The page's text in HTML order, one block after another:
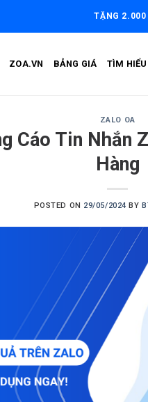
TẶNG 2.000
ZOA.VN BẢNG GIÁ TÌM HIỂU
ZALO OA
Cáo Tin Nhắn
Hàng
POSTED ON 29/05/2024 BY